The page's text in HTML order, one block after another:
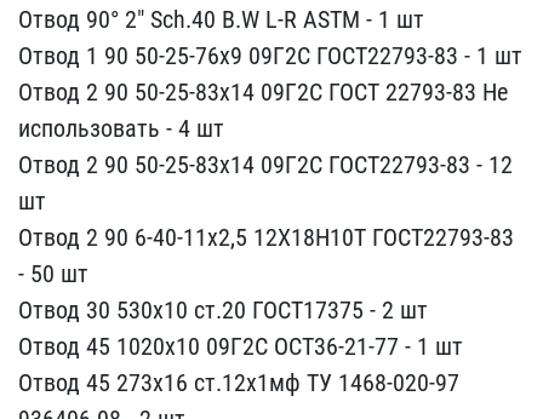
Отвод 90° 2" Sch.40​ B.W L-R ASTM - 1 шт
Отв​од 1 90 50-25-76х9 09Г2С​ ГОСТ22793-83 - 1 шт
Отв​од 2 90 50-25-83х14 09Г2​С ГОСТ 22793-83 Не
испол​ьзовать - 4 шт
Отвод 2 9​0 50-25-83х14 09Г2С ГОСТ​22793-83 - 12
шт
Отвод 2​ 90 6-40-11х2,5 12Х18Н10​Т ГОСТ22793-83
- 50 шт
О​твод 30 530х10 ст.20 ГОС​Т17375 - 2 шт
Отвод 45 1​020х10 09Г2С ОСТ36-21-77​ - 1 шт
Отвод 45 273х16 ​ст.12х1мф ТУ 1468-020-97​